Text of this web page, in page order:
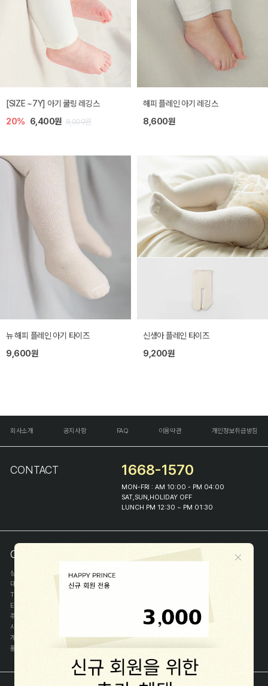
[SIZE ~7Y] 아기 쿨링 레깅스
20% 6,400원 8,000원
해피 플레인 아기 레깅스
8,600원
뉴 해피 플레인 아기 타이즈
9,600원
신생아 플레인 타이즈
9,200원
회사소개 공지사항 FAQ 이용약관 개인정보취급방침
CONTACT 1668-1570
MON-FRI : AM 10:00 - PM 04:00
SAT,SUN,HOLIDAY OFF
LUNCH PM 12:30 ~ PM 01:30
COMPANY INFO
상호
(주)해피프린스
대표
이화진
TEL
E-MAIL
주소
사업자등록번호
개인정보관리자
이화진
통신판매신고번호
제 2018-서울종로-1384 호[사업자정보확인]